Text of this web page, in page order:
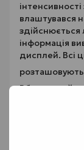
влаштувався
інформація
дисплей. Всі
Вбудований
власної
наділений